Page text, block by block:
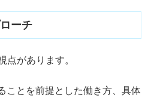
ーチ
点があります。
ことを前提とした働き方、具体